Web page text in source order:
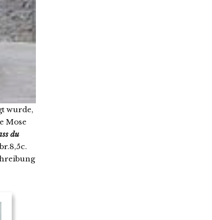
wurde,
Mose
du